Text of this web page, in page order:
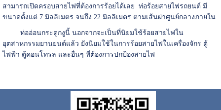
สามารถเปิดครอบสายไฟที่ต้องการร้อยได้เลย ท่อร้อยสายไฟรถยนต์ มี
ขนาดตั้งแต่ 7 มิลลิเมตร จนถึง 22 มิลลิเมตร ตามเส้นผ่าศูนย์กลางภายใน
ท่ออ่อนกระดูกงูนี้ นอกจากจะเป็นที่นิยมใช้ร้อยสายไฟใน
อุตสาหกรรมยานยนต์แล้ว ยังนิยมใช้ในการร้อยสายไฟในเครื่องจักร ตู้
ไฟฟ้า ตู้คอนโทรล และอื่นๆ ที่ต้องการปกป้องสายไฟ